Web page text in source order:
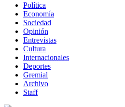
Política
Economía
Sociedad
Opinión
Entrevistas
Cultura
Internacionales
Deportes
Gremial
Archivo
Staff